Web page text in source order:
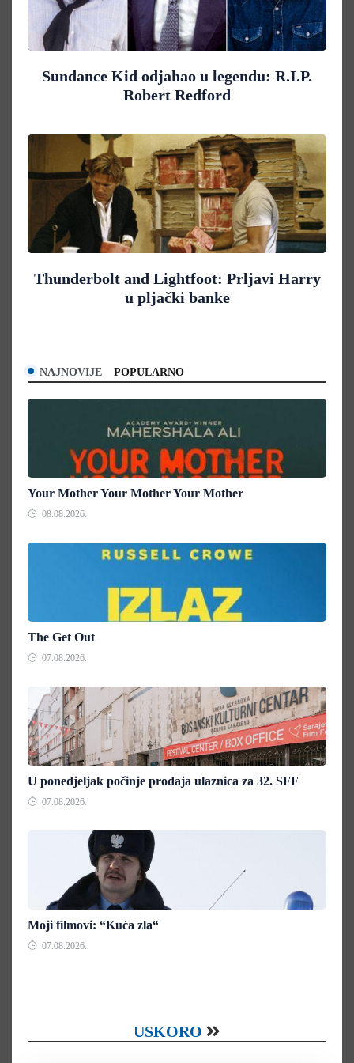
Sundance Kid odjahao u legendu: R.I.P.
Robert Redford
Thunderbolt and Lightfoot: Prljavi Harry
u pljački banke
NAJNOVIJE POPULARNO
Your Mother Your Mother Your Mother
08.08.2026.
The Get Out
07.08.2026.
U ponedjeljak počinje prodaja ulaznica za 32. SFF
07.08.2026.
Moji filmovi: “Kuća zla“
07.08.2026.
USKORO